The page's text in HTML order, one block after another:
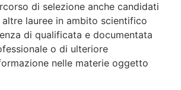
di selezione anche candidati
altre lauree in ambito scientifico
di qualificata e documentata
o di ulteriore
nelle materie oggetto